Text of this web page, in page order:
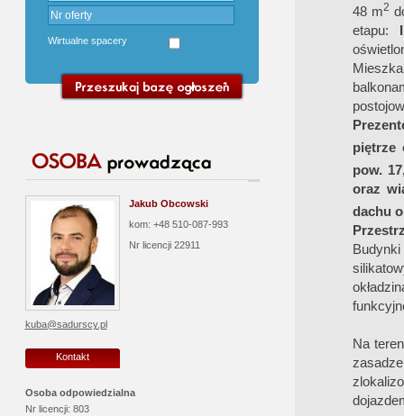
Wirtualne spacery
Jakub Obcowski
kom: +48 510-087-993
Nr licencji 22911
kuba@sadurscy.pl
Kontakt
Osoba odpowiedzialna
Nr licencji: 803
48 m2
etapu:
piętrze
pow.
oraz
dachu
Na